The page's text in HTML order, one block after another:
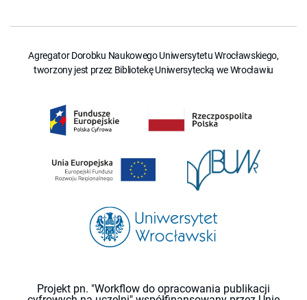
Agregator Dorobku Naukowego Uniwersytetu Wrocławskiego,
tworzony jest przez Bibliotekę Uniwersytecką we Wrocławiu
Projekt pn. "Workflow do opracowania publikacji